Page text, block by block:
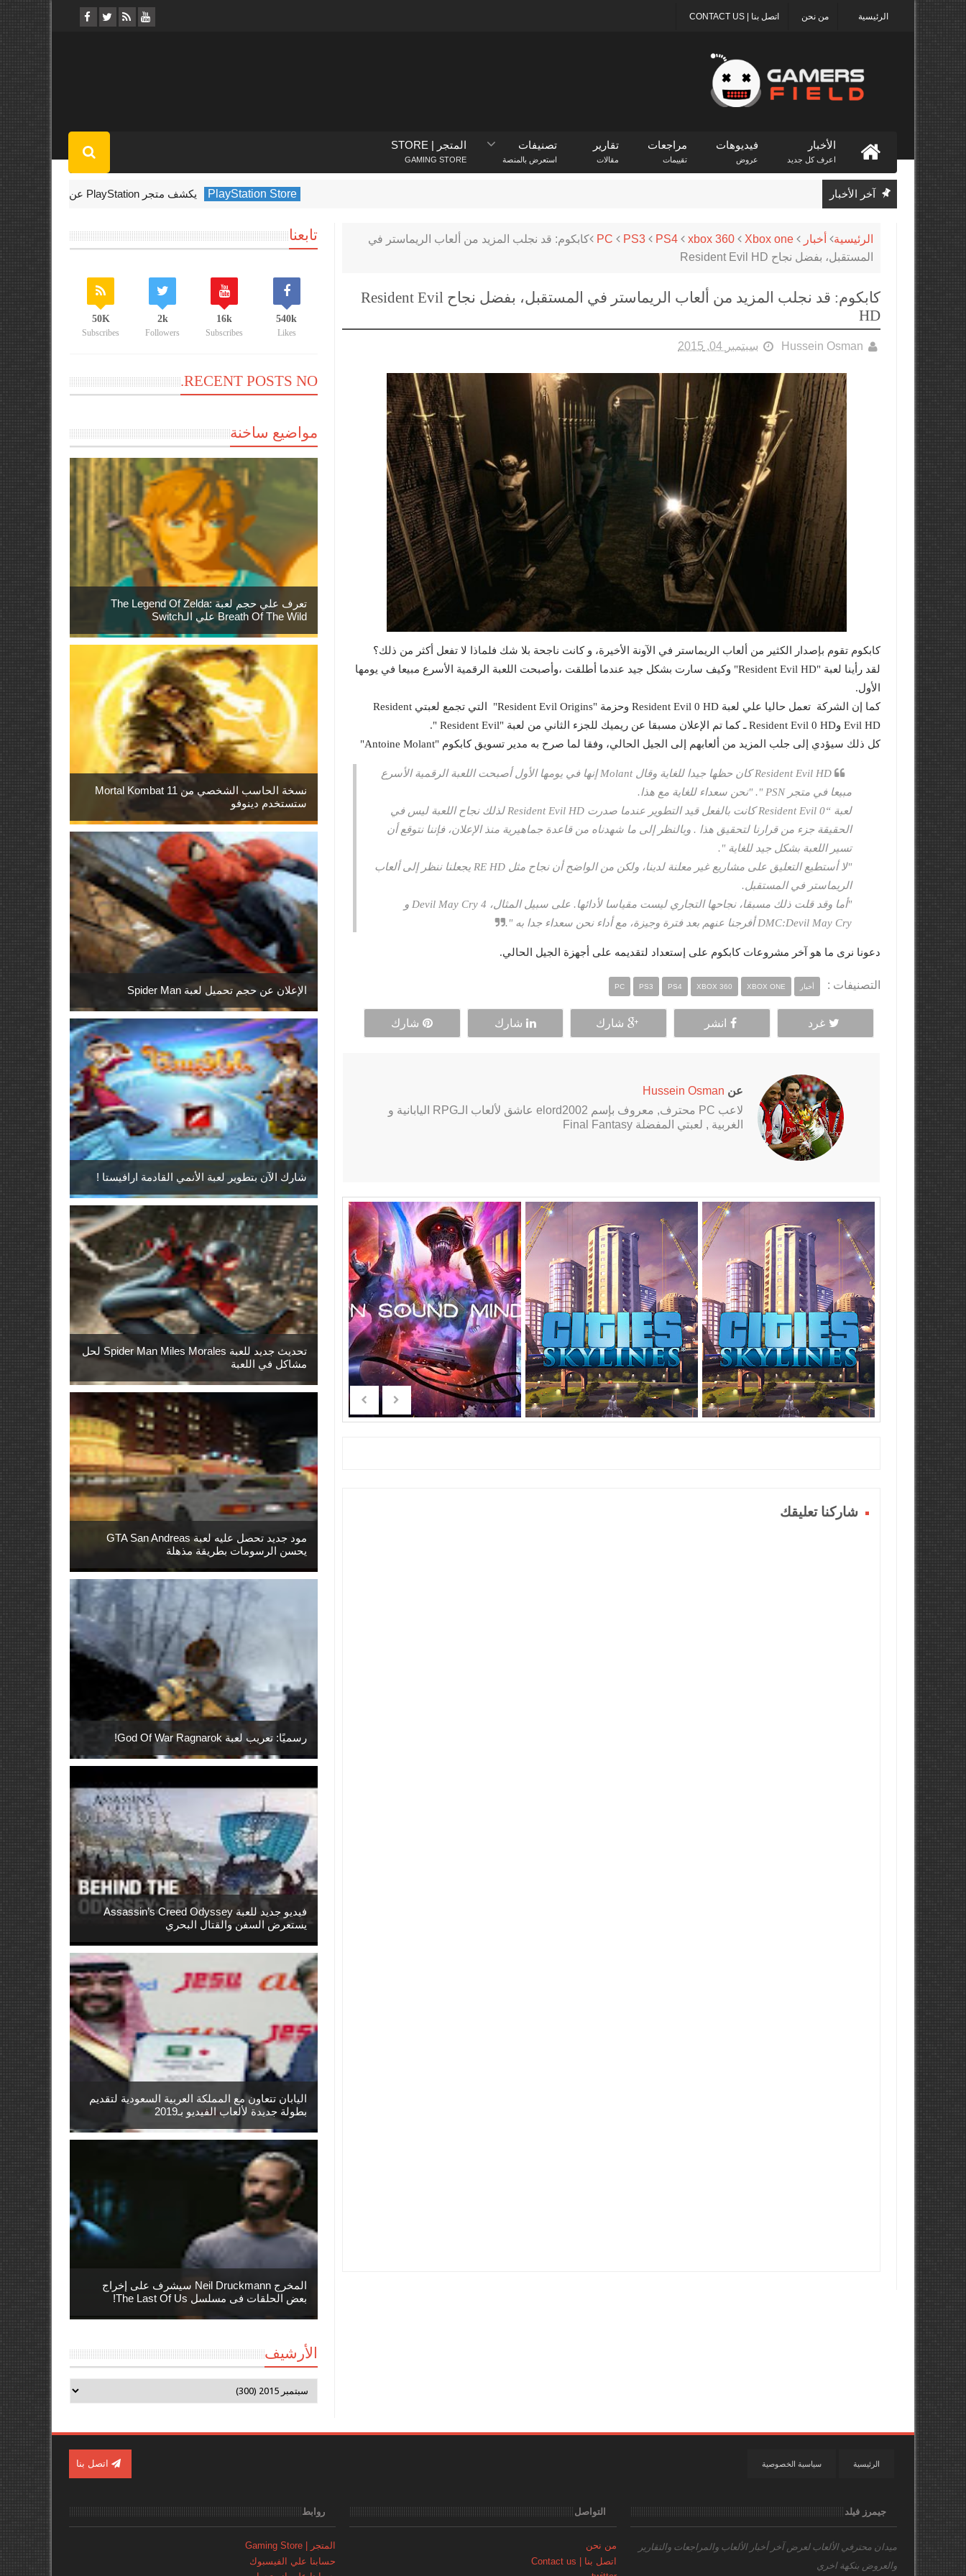
اتصل بنا | CONTACT US من نحن الرئيسية
الأخبار
اعرف كل جديد
فيديوهات
عروض
مراجعات
تقييمات
تقارير
مقالات
تصنيفات
استعرض بالمنصة
المتجر | STORE
GAMING STORE
آخر الأخبار يكشف متجر PlayStation عن الألعاب الأكثر تنزيلًا في فبراير 2022
الرئيسية أخبار PC PS3 PS4 xbox 360 Xbox one
كابكوم: قد نجلب المزيد من ألعاب الريماستر في
المستقبل، بفضل نجاح Resident Evil HD
كابكوم: قد نجلب المزيد من ألعاب الريماستر في المستقبل، بفضل نجاح Resident Evil
HD
Hussein Osman سبتمبر 04, 2015
كابكوم تقوم بإصدار الكثير من ألعاب الريماستر في الآونة الأخيرة، و كانت ناجحة بلا شك فلماذا لا تفعل أكثر من ذلك؟
لقد رأينا لعبة "Resident Evil HD" وكيف سارت بشكل جيد عندما أطلقت ،وأصبحت اللعبة الرقمية الأسرع مبيعا في يومها
الأول.
كما إن الشركة تعمل حاليا علي لعبة Resident Evil 0 HD وحزمة "Resident Evil Origins" التي تجمع لعبتي Resident
Evil HD وResident Evil 0 HD ـ كما تم الإعلان مسبقا عن ريميك للجزء الثاني من لعبة "Resident Evil ".
كل ذلك سيؤدي إلى جلب المزيد من ألعابهم إلى الجيل الحالي، وفقا لما صرح به مدير تسويق كابكوم "Antoine Molant"
Resident Evil HD كان حظها جيدا للغاية وقال Molant إنها في يومها الأول أصبحت اللعبة الرقمية الأسرع
مبيعا في متجر PSN ". "نحن سعداء للغاية مع هذا.
لعبة “Resident Evil 0 كانت بالفعل قيد التطوير عندما صدرت Resident Evil HD لذلك نجاح اللعبة ليس في
الحقيقة جزء من قرارنا لتحقيق هذا . وبالنظر إلى ما شهدناه من قاعدة جماهيرية منذ الإعلان، فإننا نتوقع أن
تسير اللعبة بشكل جيد للغاية ".
"لا أستطيع التعليق على مشاريع غير معلنة لدينا، ولكن من الواضح أن نجاح مثل RE HD يجعلنا ننظر إلى ألعاب
الريماستر في المستقبل.
"أما وقد قلت ذلك مسبقا، نجاحها التجاري ليست مقياسا لأدائها. على سبيل المثال، Devil May Cry 4 و
DMC:Devil May Cry أفرجنا عنهم بعد فترة وجيزة، مع أداء نحن سعداء جدا به ".
دعونا نرى ما هو آخر مشروعات كابكوم على إستعداد لتقديمه على أجهزة الجيل الحالي.
التصنيفات : أخبار PC PS3 PS4 XBOX 360 XBOX ONE
غرد انشر شارك شارك شارك
عن Hussein Osman
لاعب PC محترف, معروف بإسم elord2002 عاشق لألعاب الـRPG اليابانية و
الغربية , لعبتي المفضلة Final Fantasy
شاركنا تعليقك
تابعنا
540k
Likes
16k
Subscribes
2k
Followers
50K
Subscribes
RECENT POSTS NO.
مواضيع ساخنة
تعرف علي حجم لعبة The Legend Of Zelda:
Breath Of The Wild علي الـSwitch
نسخة الحاسب الشخصي من Mortal Kombat 11
ستستخدم دينوفو
الإعلان عن حجم تحميل لعبة Spider Man
شارك الآن بتطوير لعبة الأنمي القادمة ارافيستا !
تحديث جديد للعبة Spider Man Miles Morales لحل
مشاكل في اللعبة
مود جديد تحصل عليه لعبة GTA San Andreas
يحسن الرسومات بطريقة مذهلة
رسميًا: تعريب لعبة God Of War Ragnarok!
فيديو جديد للعبة Assassin’s Creed Odyssey
يستعرض السفن والقتال البحري
اليابان تتعاون مع المملكة العربية السعودية لتقديم
بطولة جديدة لألعاب الفيديو بـ2019
المخرج Neil Druckmann سيشرف على إخراج
بعض الحلقات فى مسلسل The Last Of Us!
الأرشيف
سياسية الخصوصية الرئيسية اتصل بنا
جيمرز فيلد
ميدان محترفي الألعابلعرض آخر أخبار الألعاب والمراجعات والتقارير
والعروض بنكهة اخري
التواصل
من نحن
اتصل بنا | Contact us
روابط
المتجر | Gaming Store
حسابنا علي الفيسبوك